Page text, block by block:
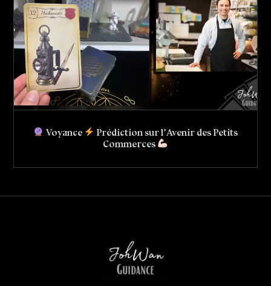
Voyance
Prédiction sur l’Avenir des Petits
Commerces